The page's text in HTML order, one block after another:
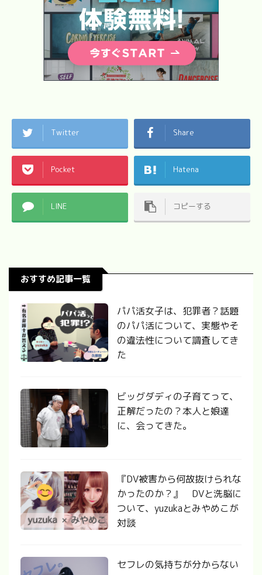
Twitter Share
Pocket Hatena
LINE コピーする
おすすめ記事一覧
パパ活女子は、犯罪者？話題
のパパ活について、実態やそ
の違法性について調査してき
た
ビッグダディの子育てって、
正解だったの？本人と娘達
に、会ってきた。
『DV被害から何故抜けられな
かったのか？』 DVと洗脳に
ついて、yuzukaとみやめこが
対談
セフレの気持ちが分からない